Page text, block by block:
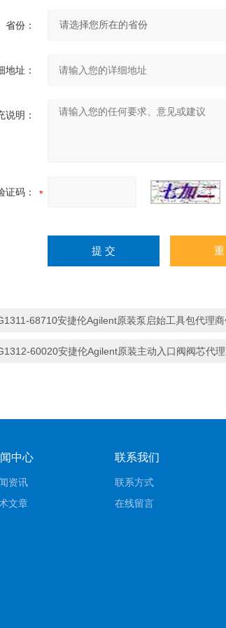
省份：
地址：
说明：
证码：
68710安捷伦Agilent原装泵启始工具包代理商
60020安捷伦Agilent原装主动入口阀阀芯代
中心
资讯
文章
联系我们
联系方式
在线留言